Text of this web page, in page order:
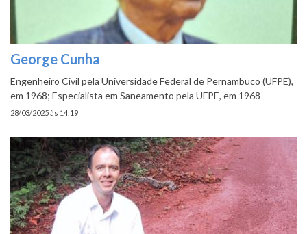
George Cunha
Engenheiro Civil pela Universidade Federal de Pernambuco (UFPE),
em 1968; Especialista em Saneamento pela UFPE, em 1968
28/03/2025 às 14:19